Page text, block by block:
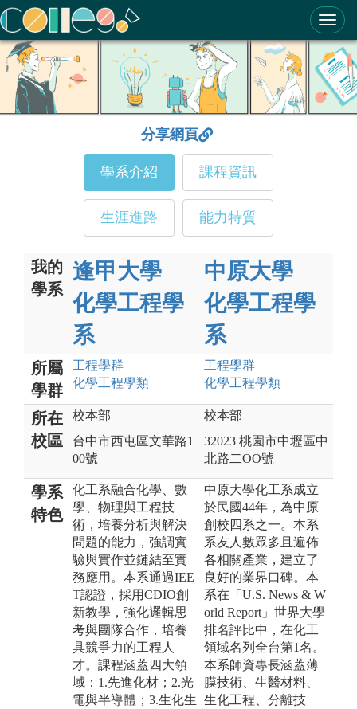
ColleGo! 大學選才與高中育才輔助系統
分享網頁
學系介紹 課程資訊
生涯進路 能力特質
我的
學系
逢甲大學
化學工程學
系
中原大學
化學工程學
系
所屬
學群
工程學群
化學工程學類
工程學群
化學工程學類
所在
校區
校本部
台中市西屯區文華路1
00號
校本部
32023 桃園市中壢區中
北路二OO號
學系
特色
化工系融合化學、數
學、物理與工程技
術，培養分析與解決
問題的能力，強調實
驗與實作並鏈結至實
務應用。本系通過IEE
T認證，採用CDIO創
新教學，強化邏輯思
考與團隊合作，培養
具競爭力的工程人
才。課程涵蓋四大領
域：1.先進化材；2.光
電與半導體；3.生化生
中原大學化工系成立
於民國44年，為中原
創校四系之一。本系
系友人數眾多且遍佈
各相關產業，建立了
良好的業界口碑。本
系在「U.S. News & W
orld Report」世界大學
排名評比中，在化工
領域名列全台第1名。
本系師資專長涵蓋薄
膜技術、生醫材料、
生化工程、分離技